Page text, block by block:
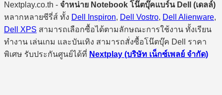
Nextplay.co.th - จำหน่าย Notebook โน๊ตบุ๊คแบร์น Dell (เดลล์)
หลากหลายซีรี่ส์ ทั้ง Dell Inspiron, Dell Vostro, Dell Alienware,
Dell XPS สามารถเลือกซื้อได้ตามลักษณะการใช้งาน ทั้งเรียน
ทำงาน เล่นเกม และบันเทิง สามารถสั่งซื้อโน๊ตบุ๊ค Dell ราคา
พิเศษ รับประกันศูนย์ได้ที่ Nextplay (บริษัท เน็กซ์เพลย์ จำกัด)